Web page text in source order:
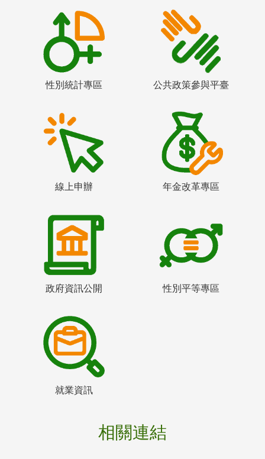
性別統計專區 公共政策參與平臺
線上申辦 年金改革專區
政府資訊公開 性別平等專區
就業資訊
相關連結